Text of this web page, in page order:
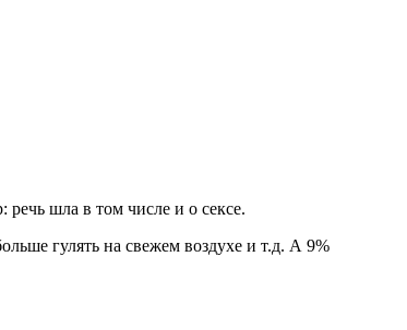
шла в том числе и о сексе.
гулять на свежем воздухе и т.д. А 9%